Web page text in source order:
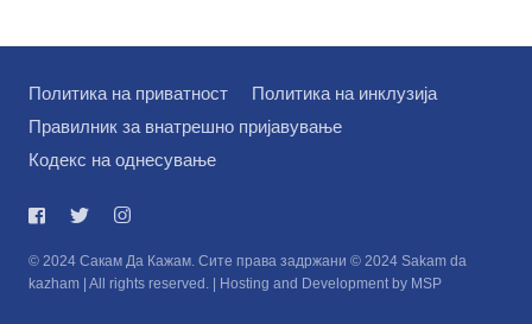
Политика на приватност
Политика на инклузија
Правилник за внатрешно пријавување
Кодекс на однесување
© 2024 Сакам Да Кажам. Сите права задржани © 2024 Sakam da
kazham | All rights reserved. | Hosting and Development by MSP